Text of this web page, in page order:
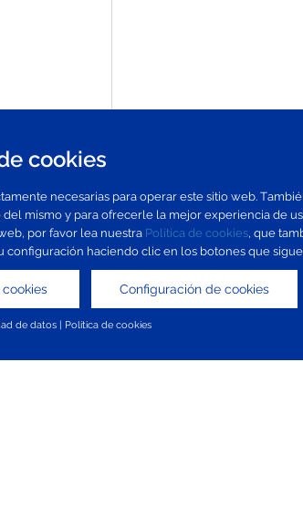
cookies
necesarias para operar este sitio web.
del mismo y para ofrecerle la mejor experiencia de
por favor lea nuestra Política de cookies, que
configuración haciendo clic en los botones que
Configuración de cookies
de datos | Política de cookies